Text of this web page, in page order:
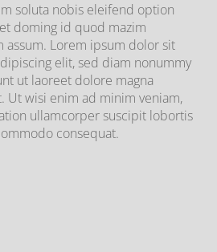
soluta nobis eleifend option
doming id quod mazim
assum. Lorem ipsum dolor sit
elit, sed diam nonummy
ut laoreet dolore magna
Ut wisi enim ad minim veniam,
ullamcorper suscipit lobortis
consequat.